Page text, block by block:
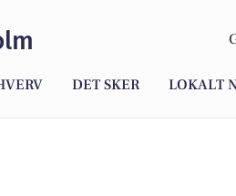
DET SKER LOKALT